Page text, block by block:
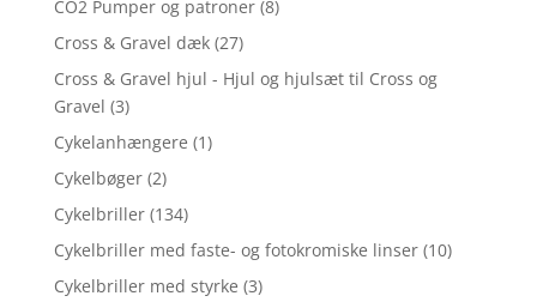
CO2 Pumper og patroner (8)
Cross & Gravel dæk (27)
Cross & Gravel hjul - Hjul og hjulsæt til Cross og
Gravel (3)
Cykelanhængere (1)
Cykelbøger (2)
Cykelbriller (134)
Cykelbriller med faste- og fotokromiske linser (10)
Cykelbriller med styrke (3)